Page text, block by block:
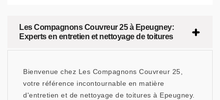
Les Compagnons Couvreur 25 à Epeugney:
Experts en entretien et nettoyage de toitures
Bienvenue chez Les Compagnons Couvreur 25,
votre référence incontournable en matière
d'entretien et de nettoyage de toitures à Epeugney.